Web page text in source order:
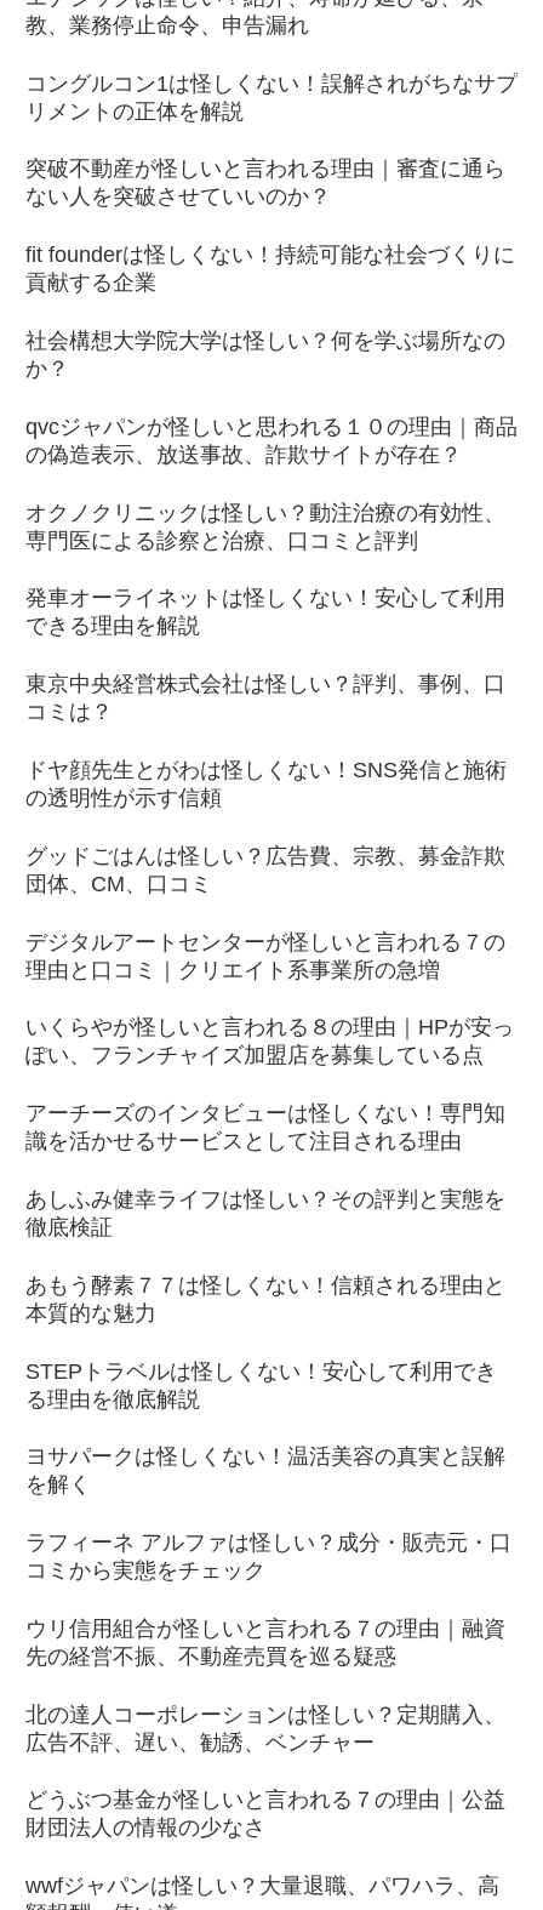
教、業務停止命令、申告漏れ
コングルコン1は怪しくない！誤解されがちなサプ
リメントの正体を解説
突破不動産が怪しいと言われる理由｜審査に通ら
ない人を突破させていいのか？
fit founderは怪しくない！持続可能な社会づくりに
貢献する企業
社会構想大学院大学は怪しい？何を学ぶ場所なの
か？
qvcジャパンが怪しいと思われる１０の理由｜商品
の偽造表示、放送事故、詐欺サイトが存在？
オクノクリニックは怪しい？動注治療の有効性、
専門医による診察と治療、口コミと評判
発車オーライネットは怪しくない！安心して利用
できる理由を解説
東京中央経営株式会社は怪しい？評判、事例、口
コミは？
ドヤ顔先生とがわは怪しくない！SNS発信と施術
の透明性が示す信頼
グッドごはんは怪しい？広告費、宗教、募金詐欺
団体、CM、口コミ
デジタルアートセンターが怪しいと言われる７の
理由と口コミ｜クリエイト系事業所の急増
いくらやが怪しいと言われる８の理由｜HPが安っ
ぽい、フランチャイズ加盟店を募集している点
アーチーズのインタビューは怪しくない！専門知
識を活かせるサービスとして注目される理由
あしふみ健幸ライフは怪しい？その評判と実態を
徹底検証
あもう酵素７７は怪しくない！信頼される理由と
本質的な魅力
STEPトラベルは怪しくない！安心して利用でき
る理由を徹底解説
ヨサパークは怪しくない！温活美容の真実と誤解
を解く
ラフィーネ アルファは怪しい？成分・販売元・口
コミから実態をチェック
ウリ信用組合が怪しいと言われる７の理由｜融資
先の経営不振、不動産売買を巡る疑惑
北の達人コーポレーションは怪しい？定期購入、
広告不評、遅い、勧誘、ベンチャー
どうぶつ基金が怪しいと言われる７の理由｜公益
財団法人の情報の少なさ
wwfジャパンは怪しい？大量退職、パワハラ、高